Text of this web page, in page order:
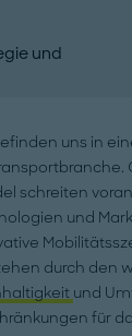
und
uns in
schreiten
und
durch den
und
für